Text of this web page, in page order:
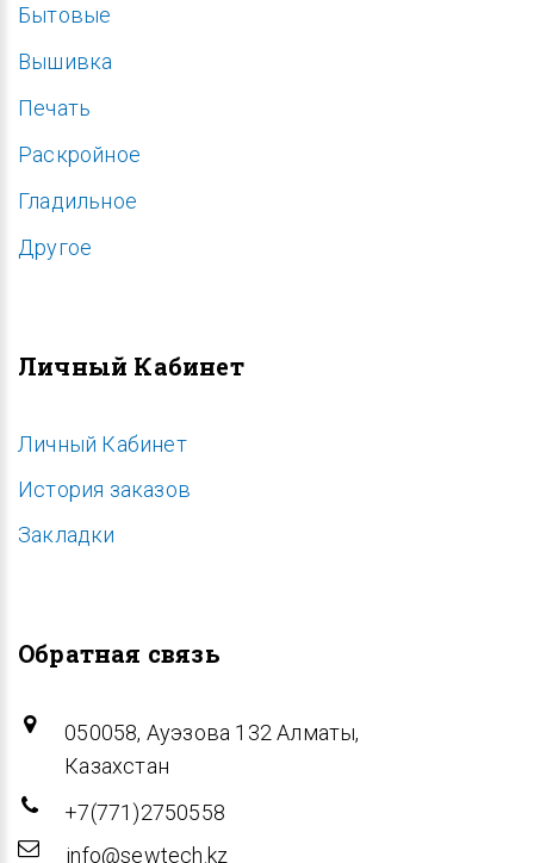
Бытовые
Вышивка
Печать
Раскройное
Гладильное
Другое
Личный Кабинет
Личный Кабинет
История заказов
Закладки
Обратная связь
050058, Ауэзова 132 Алматы,
Казахстан
+7(771)2750558
info@sewtech.kz